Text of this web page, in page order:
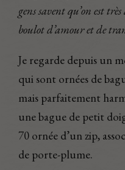
gens savent qu’on est
boulot d’amour et de
Je regarde depuis un
qui sont ornées de
mais parfaitement
une bague de petit
70 ornée d’un zip,
de porte-plume.